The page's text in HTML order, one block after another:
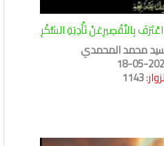
بِالتَّقْصِيرِعَنْ تَأْدِيَةِ الشُّكْرِ
محمد المحمدي
2025-
1143